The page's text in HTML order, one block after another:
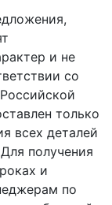
и не
со
только
всех деталей
получения
и
по